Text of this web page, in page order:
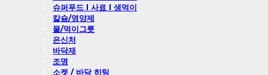
슈퍼푸드 l 사료 l 생먹이
칼슘/영양제
물/먹이그릇
은신처
바닥재
조명
소켓 / 바닥 히팅